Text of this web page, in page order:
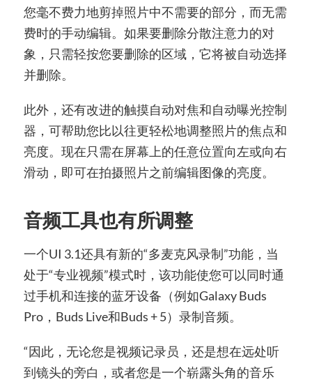
您毫不费力地剪掉照片中不需要的部分，而无需
费时的手动编辑。如果要删除分散注意力的对
象，只需轻按您要删除的区域，它将被自动选择
并删除。
此外，还有改进的触摸自动对焦和自动曝光控制
器，可帮助您比以往更轻松地调整照片的焦点和
亮度。现在只需在屏幕上的任意位置向左或向右
滑动，即可在拍摄照片之前编辑图像的亮度。
音频工具也有所调整
一个UI 3.1还具有新的“多麦克风录制”功能，当
处于“专业视频”模式时，该功能使您可以同时通
过手机和连接的蓝牙设备（例如Galaxy Buds
Pro，Buds Live和Buds + 5）录制音频。
“因此，无论您是视频记录员，还是想在远处听
到镜头的旁白，或者您是一个崭露头角的音乐